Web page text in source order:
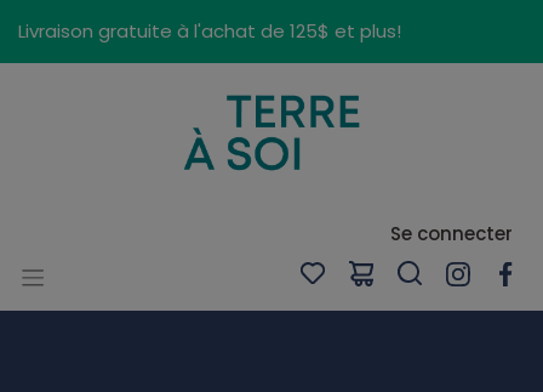
Livraison gratuite à l'achat de 125$ et plus!
Se connecter